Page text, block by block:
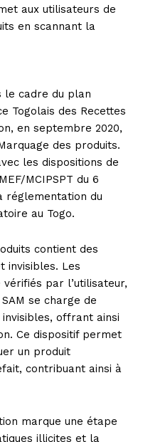
aux utilisateurs de
en scannant la
le cadre du plan
Togolais des Recettes
en septembre 2020,
des produits.
les dispositions de
MCIPSPT du 6
réglementation du
au Togo.
contient des
invisibles. Les
par l’utilisateur,
se charge de
offrant ainsi
Ce dispositif permet
un produit
contribuant ainsi à
marque une étape
illicites et la